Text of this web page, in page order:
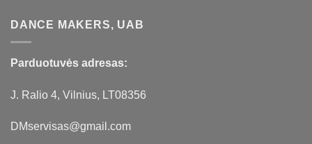
DANCE MAKERS, UAB
Parduotuvės adresas:
J. Ralio 4, Vilnius, LT08356
DMservisas@gmail.com